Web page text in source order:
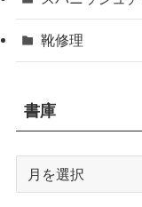
靴修理
書庫